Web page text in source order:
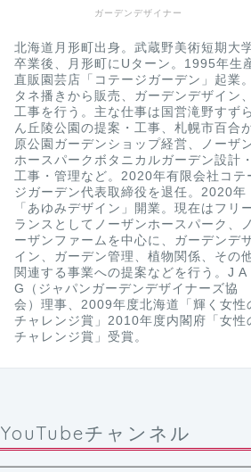
ガーデンデザイナー
北海道月形町出身。武蔵野美術短期大
卒業後、月形町にUターン。1995年生
直販園芸店「コテージガーデン」起業。
タネ播きから販売、ガーデンデザイン、
工事を行う。主な仕事は国営滝野すずら
ん丘陵公園の提案・工事、札幌市百合
原公園ガーデンショップ経営、ノーザ
ホースパークボタニカルガーデン設計・
工事・管理など。2020年有限会社コテ
ジガーデン代表取締役を退任。2020年
「あゆみデザイン」開業。現在はフリ
ランスとしてノーザンホースパーク、ノ
ーザンファームを中心に、ガーデンデ
イン、ガーデン管理、植物関係、その
関連する事業への提案などを行う。J A
G（ジャパンガーデンデザイナーズ協
会）理事、2009年度北海道「輝く女性
チャレンジ賞」2010年度内閣府「女性
チャレンジ賞」受賞。
YouTubeチャンネル